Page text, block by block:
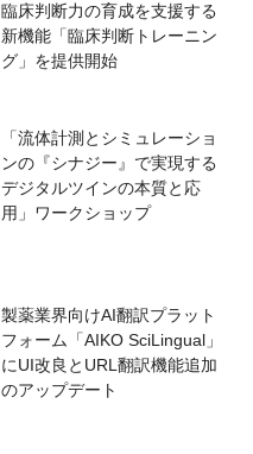
臨床判断力の育成を支援する
新機能「臨床判断トレーニン
グ」を提供開始
「流体計測とシミュレーショ
ンの『シナジー』で実現する
デジタルツインの本質と応
用」ワークショップ
製薬業界向けAI翻訳プラット
フォーム「AIKO SciLingual」
にUI改良とURL翻訳機能追加
のアップデート